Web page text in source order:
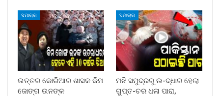
ସମାଚାର
ଉତ୍ତର କୋରିଆର ଶାସକ କିମ
ଜୋଙ୍ଗ ଉନଙ୍କ
ସମାଚାର
ମଝି ସମୁଦ୍ରରୁ ଉ-ଦ୍ଧାର ହେଲା
ଗୁପ୍ତ-ଚର ଧଳା ପାରା,